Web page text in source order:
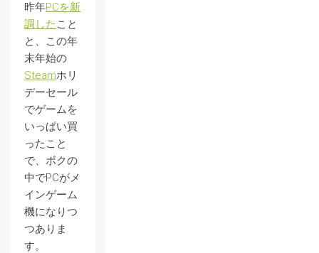
昨年PCを新
調した こと
と、この年
末年始の
Steamホリ
デーセール
でゲームを
いっぱい買
ったこと
で、ボクの
中でPCがメ
インゲーム
機になりつ
つありま
す。